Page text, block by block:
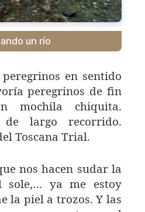
un río
en sentido
peregrinos de fin
mochila chiquita.
largo recorrido.
Toscana Trial.
nos hacen sudar la
sole,… ya me estoy
la piel a trozos. Y las